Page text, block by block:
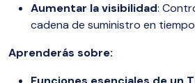
Aumentar la visibilidad:
cadena de suministro en
Aprenderás sobre: